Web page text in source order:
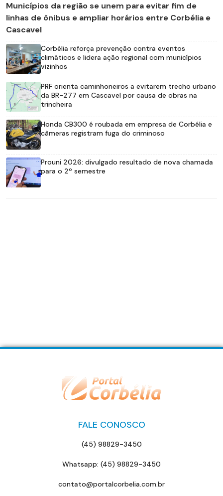
Municípios da região se unem para evitar fim de
linhas de ônibus e ampliar horários entre Corbélia e
Cascavel
Corbélia reforça prevenção contra eventos
climáticos e lidera ação regional com municípios
vizinhos
PRF orienta caminhoneiros a evitarem trecho urbano
da BR-277 em Cascavel por causa de obras na
trincheira
Honda CB300 é roubada em empresa de Corbélia e
câmeras registram fuga do criminoso
Prouni 2026: divulgado resultado de nova chamada
para o 2º semestre
FALE CONOSCO
(45) 98829-3450
Whatsapp: (45) 98829-3450
contato@portalcorbelia.com.br